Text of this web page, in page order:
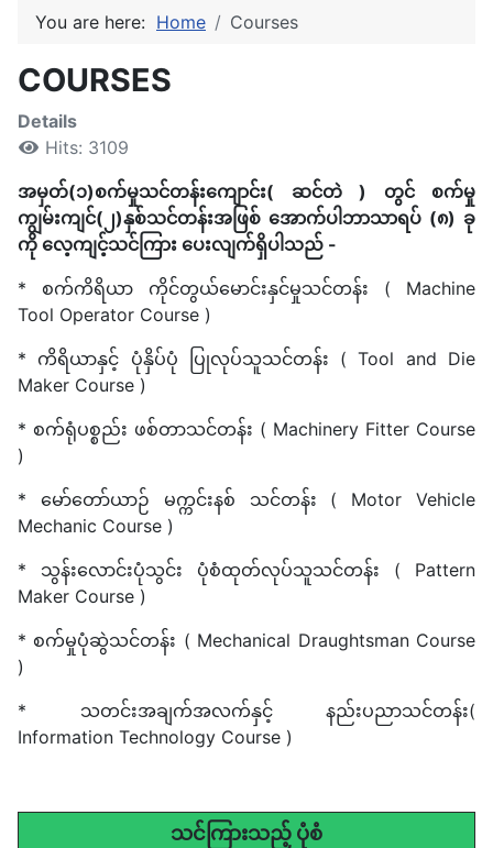
You are here: Home Courses
COURSES
Details
Hits: 3109
အမှတ်(၁)စက်မှုသင်တန်းကျောင်း( ဆင်တဲ ) တွင် စက်မှု
ကျွမ်းကျင်(၂)နှစ်သင်တန်းအဖြစ် အောက်ပါဘာသာရပ် (၈) ခု
ကို လေ့ကျင့်သင်ကြား ပေးလျက်ရှိပါသည် -
* စက်ကိရိယာ ကိုင်တွယ်မောင်းနှင်မှုသင်တန်း ( Machine
Tool Operator Course )
* ကိရိယာနှင့် ပုံနှိပ်ပုံ ပြုလုပ်သူသင်တန်း ( Tool and Die
Maker Course )
* စက်ရုံပစ္စည်း ဖစ်တာသင်တန်း ( Machinery Fitter Course
)
* မော်တော်ယာဉ် မက္ကင်းနစ် သင်တန်း ( Motor Vehicle
Mechanic Course )
* သွန်းလောင်းပုံသွင်း ပုံစံထုတ်လုပ်သူသင်တန်း ( Pattern
Maker Course )
* စက်မှုပုံဆွဲသင်တန်း ( Mechanical Draughtsman Course
)
* သတင်းအချက်အလက်နှင့် နည်းပညာသင်တန်း(
Information Technology Course )
သင်ကြားသည့် ပုံစံ